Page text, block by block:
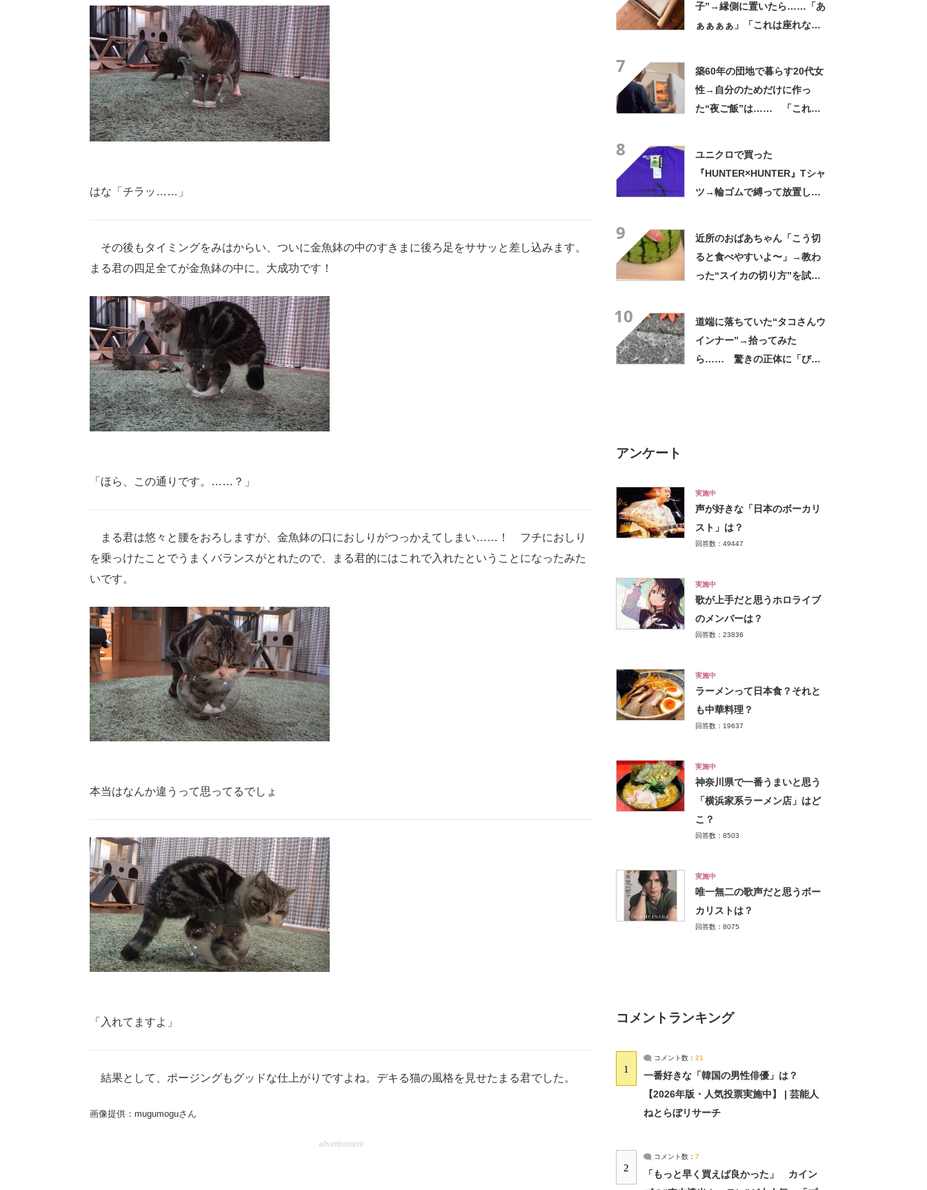
はな「チラッ……」
その後もタイミングをみはからい、ついに金魚鉢の中のすきまに後ろ足をササッと差し込みます。
まる君の四足全てが金魚鉢の中に。大成功です！
「ほら、この通りです。……？」
まる君は悠々と腰をおろしますが、金魚鉢の口におしりがつっかえてしまい……！ フチにおしり
を乗っけたことでうまくバランスがとれたので、まる君的にはこれで入れたということになったみた
いです。
本当はなんか違うって思ってるでしょ
「入れてますよ」
結果として、ポージングもグッドな仕上がりですよね。デキる猫の風格を見せたまる君でした。
画像提供：mugumoguさん
advertisement
子”→縁側に置いたら……「あ
ぁぁぁぁ」「これは座れな
7
築60年の団地で暮らす20代女
性→自分のためだけに作っ
た“夜ご飯”は…… 「これぞ
8
ユニクロで買った
『HUNTER×HUNTER』Tシャ
ツ→輪ゴムで縛って放置した
9
近所のおばあちゃん「こう切
ると食べやすいよ〜」→教わ
った“スイカの切り方”を試し
10
道端に落ちていた“タコさんウ
インナー”→拾ってみた
ら…… 驚きの正体に「びっ
アンケート
実施中
声が好きな「日本のボーカリ
スト」は？
回答数：49447
実施中
歌が上手だと思うホロライブ
のメンバーは？
回答数：23836
実施中
ラーメンって日本食？それと
も中華料理？
回答数：19637
実施中
神奈川県で一番うまいと思う
「横浜家系ラーメン店」はど
こ？
回答数：8503
実施中
唯一無二の歌声だと思うボー
カリストは？
回答数：8075
コメントランキング
1
コメント数： 21
一番好きな「韓国の男性俳優」は？
【2026年版・人気投票実施中】 | 芸能人
ねとらぼリサーチ
2
コメント数： 7
「もっと早く買えば良かった」 カイン